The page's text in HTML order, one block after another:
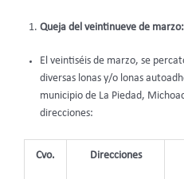
Queja del veintinueve de marzo:
El veintiséis de marzo, se
diversas lonas y/o lonas
municipio de La Piedad,
direcciones:
Cvo. Direcciones